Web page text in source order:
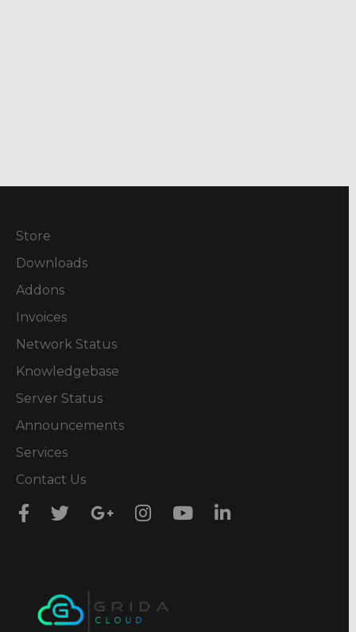
Store
Downloads
Addons
Invoices
Network Status
Knowledgebase
Server Status
Announcements
Services
Contact Us